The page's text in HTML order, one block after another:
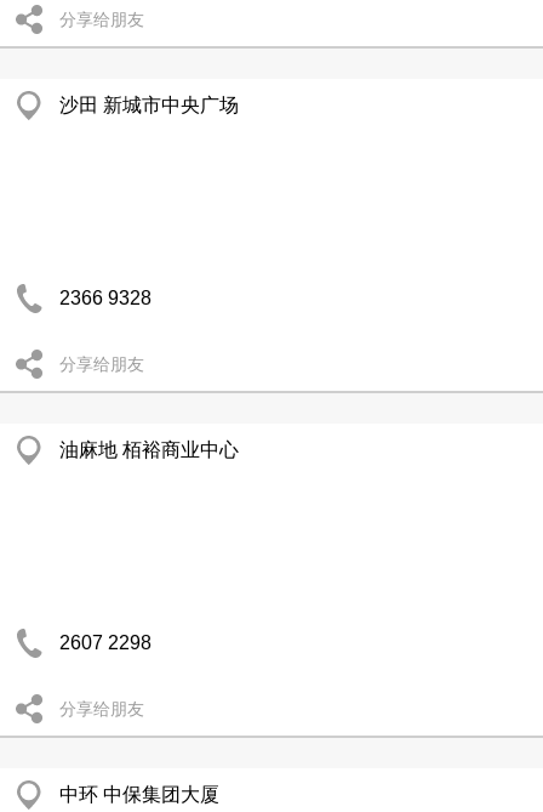
分享给朋友
沙田 新城市中央广场
2366 9328
分享给朋友
油麻地 栢裕商业中心
2607 2298
分享给朋友
中环 中保集团大厦